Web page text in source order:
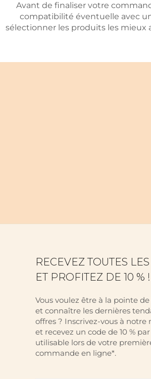
Avant de finaliser votre
compatibilité éventuelle avec
sélectionner les produits les mieux
RECEVEZ TOUTES
ET PROFITEZ DE 10 % !
Vous voulez être à la pointe
et connaître les dernières
offres ? Inscrivez-vous à notre
et recevez un code de 10 %
utilisable lors de votre
commande en ligne*.